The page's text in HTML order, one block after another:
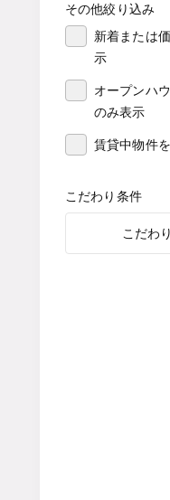
その他絞り込み
新着または
示
オープンハ
のみ表示
賃貸中物件
こだわり条件
こだわ